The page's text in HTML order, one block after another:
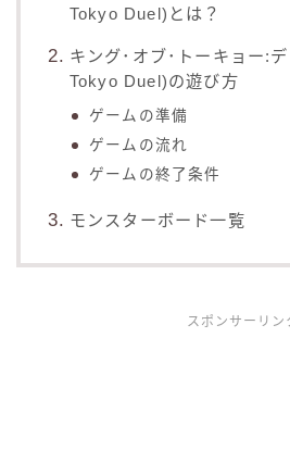
Tokyo Duel)とは？
キング･オブ･トーキョー:
Tokyo Duel)の遊び方
ゲームの準備
ゲームの流れ
ゲームの終了条件
モンスターボード一覧
スポンサーリン